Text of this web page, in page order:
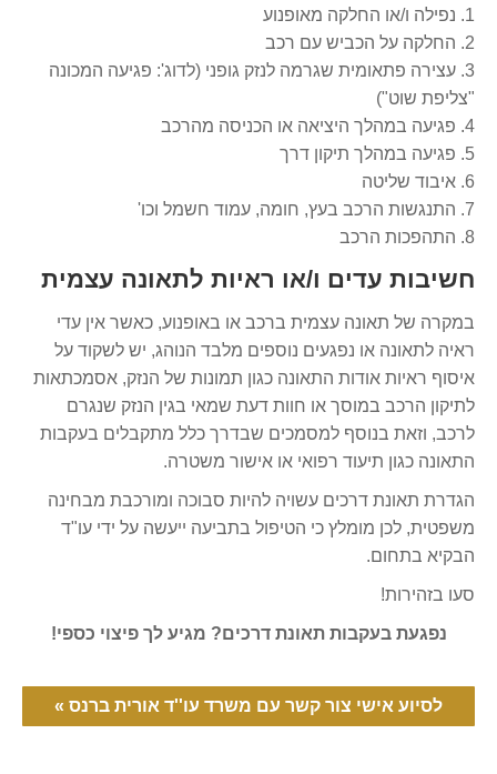
1. נפילה ו/או החלקה מאופנוע
2. החלקה על הכביש עם רכב
3. עצירה פתאומית שגרמה לנזק גופני (לדוג': פגיעה המכונה
"צליפת שוט")
4. פגיעה במהלך היציאה או הכניסה מהרכב
5. פגיעה במהלך תיקון דרך
6. איבוד שליטה
7. התנגשות הרכב בעץ, חומה, עמוד חשמל וכו'
8. התהפכות הרכב
חשיבות עדים ו/או ראיות לתאונה עצמית
במקרה של תאונה עצמית ברכב או באופנוע, כאשר אין עדי
ראיה לתאונה או נפגעים נוספים מלבד הנוהג, יש לשקוד על
איסוף ראיות אודות התאונה כגון תמונות של הנזק, אסמכתאות
לתיקון הרכב במוסך או חוות דעת שמאי בגין הנזק שנגרם
לרכב, וזאת בנוסף למסמכים שבדרך כלל מתקבלים בעקבות
התאונה כגון תיעוד רפואי או אישור משטרה.
הגדרת תאונת דרכים עשויה להיות סבוכה ומורכבת מבחינה
משפטית, לכן מומלץ כי הטיפול בתביעה ייעשה על ידי עו"ד
הבקיא בתחום.
סעו בזהירות!
נפגעת בעקבות תאונת דרכים? מגיע לך פיצוי כספי!
לסיוע אישי צור קשר עם משרד עו''ד אורית ברנס »